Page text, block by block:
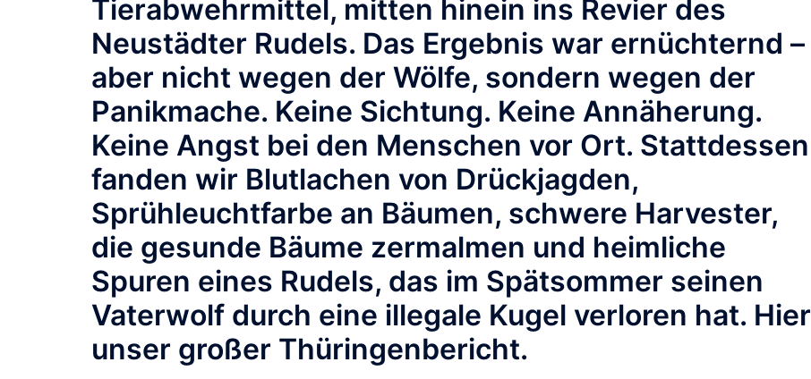
Tierabwehrmittel, mitten hinein ins Revier des
Neustädter Rudels. Das Ergebnis war ernüchternd –
aber nicht wegen der Wölfe, sondern wegen der
Panikmache. Keine Sichtung. Keine Annäherung.
Keine Angst bei den Menschen vor Ort. Stattdessen
fanden wir Blutlachen von Drückjagden,
Sprühleuchtfarbe an Bäumen, schwere Harvester,
die gesunde Bäume zermalmen und heimliche
Spuren eines Rudels, das im Spätsommer seinen
Vaterwolf durch eine illegale Kugel verloren hat. Hier
unser großer Thüringenbericht.